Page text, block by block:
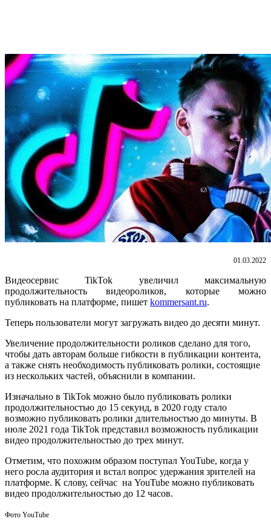
01.03.2022
Видеосервис TikTok увеличил максимальную
продолжительность видеороликов, которые можно
публиковать на платформе, пишет kommersant.ru.
Теперь пользователи могут загружать видео до десяти минут.
Увеличение продолжительности роликов сделано для того,
чтобы дать авторам больше гибкости в публикации контента,
а также снять необходимость публиковать ролики, состоящие
из нескольких частей, объяснили в компании.
Изначально в TikTok можно было публиковать ролики
продолжительностью до 15 секунд, в 2020 году стало
возможно публиковать ролики длительностью до минуты. В
июле 2021 года TikTok представил возможность публикации
видео продолжительностью до трех минут.
Отметим, что похожим образом поступал YouTube, когда у
него росла аудитория и встал вопрос удержания зрителей на
платформе. К слову, сейчас на YouTube можно публиковать
видео продолжительностью до 12 часов.
Фото YouTube